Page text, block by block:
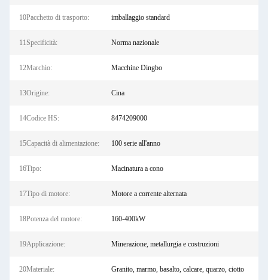
10Pacchetto di trasporto: imballaggio standard
11Specificità: Norma nazionale
12Marchio: Macchine Dingbo
13Origine: Cina
14Codice HS: 8474209000
15Capacità di alimentazione: 100 serie all'anno
16Tipo: Macinatura a cono
17Tipo di motore: Motore a corrente alternata
18Potenza del motore: 160-400kW
19Applicazione: Minerazione, metallurgia e costruzioni
20Materiale: Granito, marmo, basalto, calcare, quarzo, ciotto